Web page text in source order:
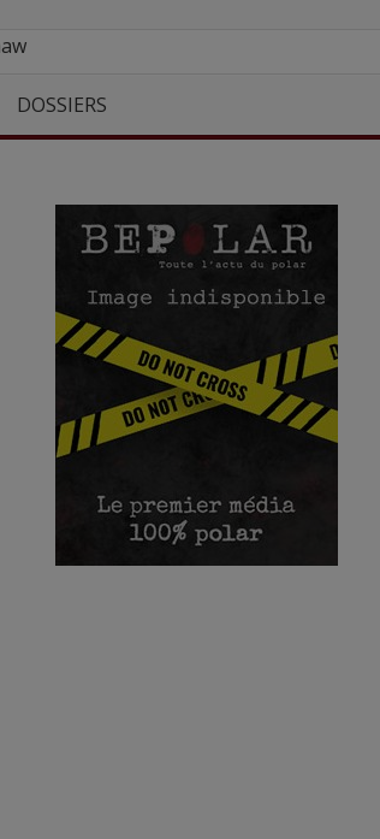
DOSSIERS